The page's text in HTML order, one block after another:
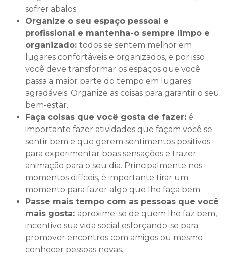
sofrer abalos.
Organize o seu espaço pessoal e
profissional e mantenha-o sempre limpo e
organizado: todos se sentem melhor em
lugares confortáveis e organizados, e por isso
você deve transformar os espaços que você
passa a maior parte do tempo em lugares
agradáveis. Organize as coisas para garantir o seu
bem-estar.
Faça coisas que você gosta de fazer: é
importante fazer atividades que façam você se
sentir bem e que gerem sentimentos positivos
para experimentar boas sensações e trazer
animação para o seu dia. Principalmente nos
momentos difíceis, é importante tirar um
momento para fazer algo que lhe faça bem.
Passe mais tempo com as pessoas que você
mais gosta: aproxime-se de quem lhe faz bem,
incentive sua vida social esforçando-se para
promover encontros com amigos ou mesmo
conhecer pessoas novas.